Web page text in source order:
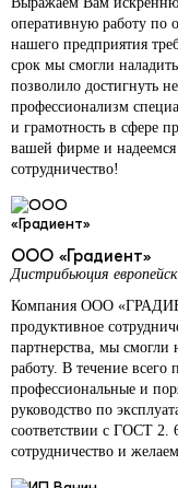
оперативную работу по
нашего предприятия
срок мы смогли
позволило достигнуть
профессионализм
и грамотность в сфере
вашей фирме и
сотрудничество!
ООО «Градиент»
Дистрибьюция
Компания ООО
продуктивное
партнерства, мы
работу. В течение всего
профессиональные и
руководство по
соответствии с ГОСТ 2.
сотрудничество и